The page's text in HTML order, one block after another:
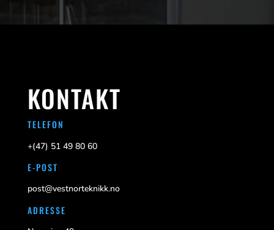
KONTAKT
TELEFON
+(47) 51 49 80 60
E-POST
post@vestnorteknikk.no
ADRESSE